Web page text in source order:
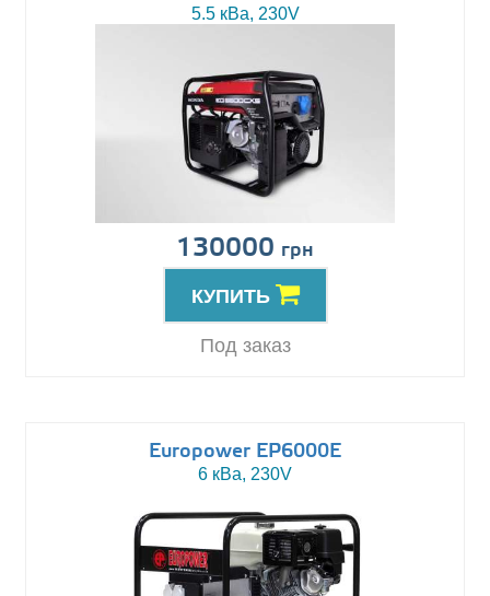
5.5 кВа, 230V
130000 грн
КУПИТЬ
Под заказ
Europower EP6000E
6 кВа, 230V